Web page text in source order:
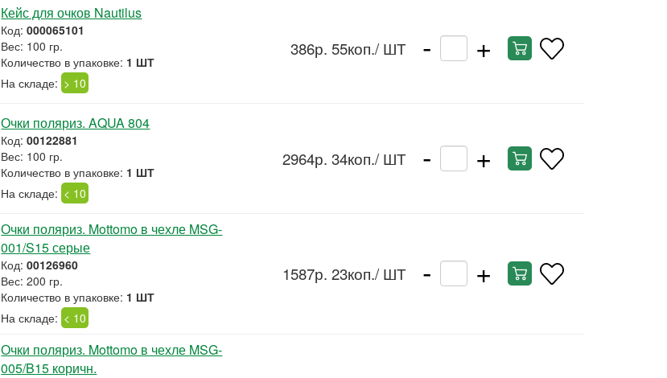
Кейс для очков Nautilus
Код:000065101
Вес: 100 гр.
Количество в упаковке: 1 ШТ
На складе: > 10
386р. 55коп./ ШТ - +
Очки поляриз. AQUA 804
Код:00122881
Вес: 100 гр.
Количество в упаковке: 1 ШТ
На складе: < 10
2964р. 34коп./ ШТ - +
Очки поляриз. Mottomo в чехле MSG-
001/S15 серые
Код:00126960
Вес: 200 гр.
Количество в упаковке: 1 ШТ
На складе: < 10
1587р. 23коп./ ШТ - +
Очки поляриз. Mottomo в чехле MSG-
005/B15 коричн.